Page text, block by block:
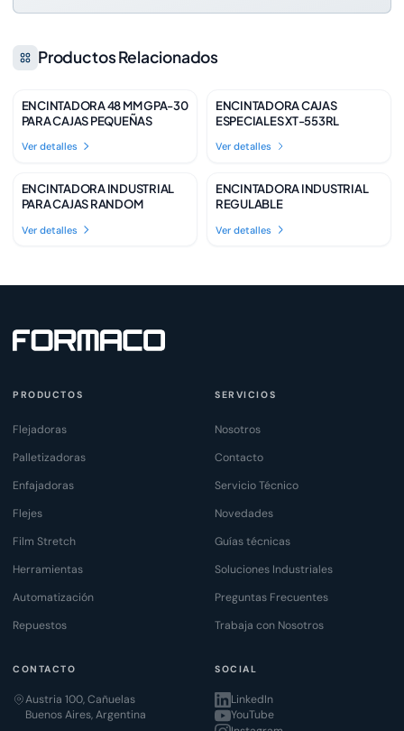
Productos Relacionados
Disponible
ENCINTADORA 48 MM GPA-30
PARA CAJAS PEQUEÑAS
Ver detalles
A Pedido
ENCINTADORA CAJAS
ESPECIALES XT-553RL
Ver detalles
Disponible
ENCINTADORA INDUSTRIAL
PARA CAJAS RANDOM
Ver detalles
Disponible
ENCINTADORA INDUSTRIAL
REGULABLE
Ver detalles
PRODUCTOS
Flejadoras
Palletizadoras
Enfajadoras
Flejes
Film Stretch
Herramientas
Automatización
Repuestos
SERVICIOS
Nosotros
Contacto
Servicio Técnico
Novedades
Guías técnicas
Soluciones Industriales
Preguntas Frecuentes
Trabaja con Nosotros
CONTACTO
Austria 100, Cañuelas
Buenos Aires, Argentina
SOCIAL
LinkedIn
YouTube